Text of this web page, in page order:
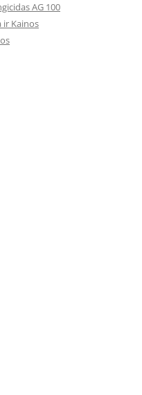
AG 100
ir Kainos